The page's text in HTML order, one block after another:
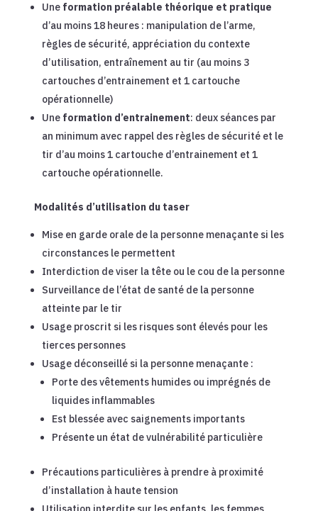
Une formation préalable théorique et pratique
d’au moins 18 heures : manipulation de l’arme,
règles de sécurité, appréciation du contexte
d’utilisation, entraînement au tir (au moins 3
cartouches d’entrainement et 1 cartouche
opérationnelle)
Une formation d’entrainement: deux séances par
an minimum avec rappel des règles de sécurité et le
tir d’au moins 1 cartouche d’entrainement et 1
cartouche opérationnelle.
Modalités d’utilisation du taser
Mise en garde orale de la personne menaçante si les
circonstances le permettent
Interdiction de viser la tête ou le cou de la personne
Surveillance de l’état de santé de la personne
atteinte par le tir
Usage proscrit si les risques sont élevés pour les
tierces personnes
Usage déconseillé si la personne menaçante :
Porte des vêtements humides ou imprégnés de
liquides inflammables
Est blessée avec saignements importants
Présente un état de vulnérabilité particulière
Précautions particulières à prendre à proximité
d’installation à haute tension